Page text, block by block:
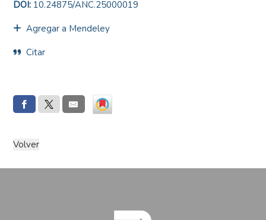
DOI: 10.24875/ANC.25000019
Agregar a Mendeley
Citar